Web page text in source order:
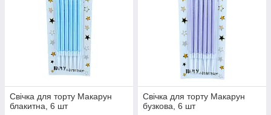
Свічка для торту Макарун
блакитна, 6 шт
Свічка для торту Макарун
бузкова, 6 шт